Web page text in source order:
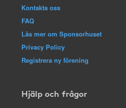
Kontakta oss
FAQ
Läs mer om Sponsorhuset
Privacy Policy
Registrera ny förening
Hjälp och frågor